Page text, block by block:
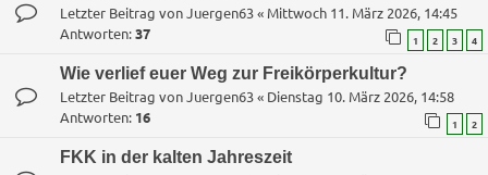
Letzter Beitrag vonJuergen63« Mittwoch 11. März 2026, 14:45
Antworten:37 1 2 3 4
Wie verlief euer Weg zur Freikörperkultur?
Letzter Beitrag vonJuergen63« Dienstag 10. März 2026, 14:58
Antworten: 16 1 2
FKK in der kalten Jahreszeit